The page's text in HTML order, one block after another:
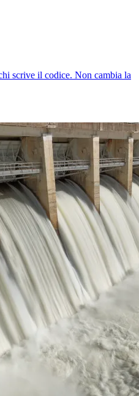
scrive il codice. Non cambia la